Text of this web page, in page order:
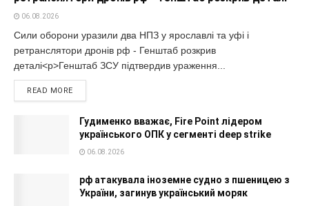
06.08.2026
Сили оборони уразили два НПЗ у ярославлі та уфі і
ретранслятори дронів рф - Генштаб розкрив
деталі<p>Генштаб ЗСУ підтвердив ураження...
READ MORE
Гудименко вважає, Fire Point лідером
українського ОПК у сегменті deep strike
06.08.2026
рф атакувала іноземне судно з пшеницею з
України, загинув український моряк